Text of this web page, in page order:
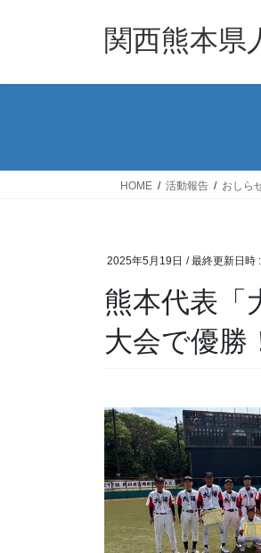
関西熊本県
HOME 活動報告 おしら
2025年5月19日 / 最終更新日時 :
熊本代表「
大会で優勝